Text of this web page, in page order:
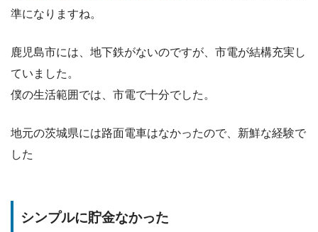
準になりますね。
鹿児島市には、地下鉄がないのですが、市電が結構充実し
ていました。
僕の生活範囲では、市電で十分でした。
地元の茨城県には路面電車はなかったので、新鮮な経験で
した
シンプルに貯金なかった